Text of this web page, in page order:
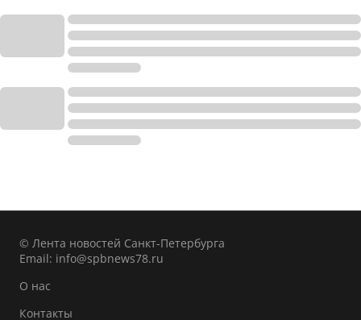
© Лента новостей Санкт-Петербурга
Email: info@spbnews78.ru
О нас
Контакты